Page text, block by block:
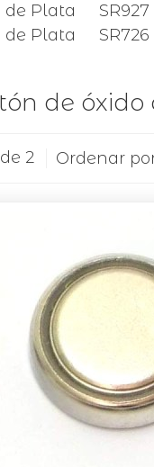
de Plata SR927
de Plata SR726
de
2 Ordenar